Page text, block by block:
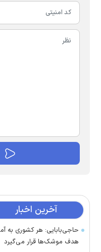
آخرین اخبار
حاجی‌بابایی: هر کشوری به
هدف موشک‌ها قرار می‌گیرد